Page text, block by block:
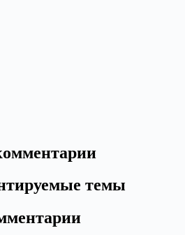
темы